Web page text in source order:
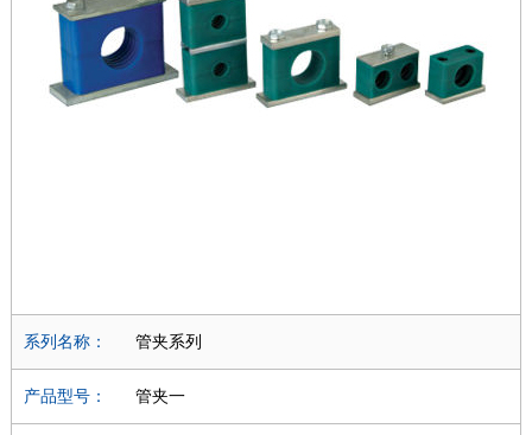
系列名称： 管夹系列
产品型号： 管夹一